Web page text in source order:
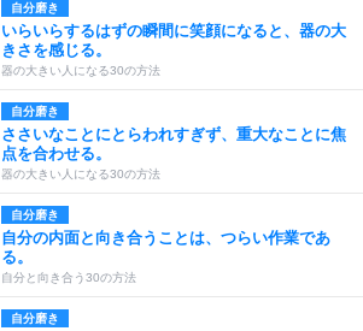
自分磨き
いらいらするはずの瞬間に笑顔になると、器の大
きさを感じる。
器の大きい人になる30の方法
自分磨き
ささいなことにとらわれすぎず、重大なことに焦
点を合わせる。
器の大きい人になる30の方法
自分磨き
自分の内面と向き合うことは、つらい作業であ
る。
自分と向き合う30の方法
自分磨き